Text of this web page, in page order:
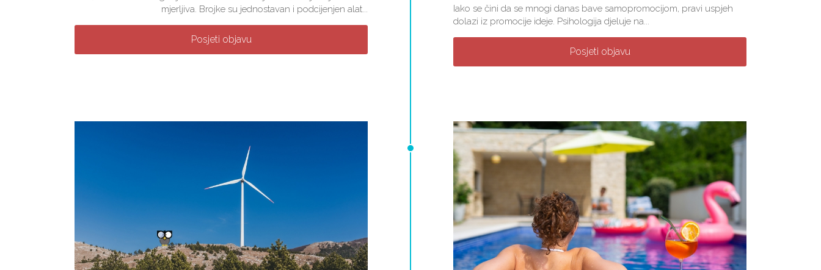
mjerljiva. Brojke su jednostavan i podcijenjen alat...
Posjeti objavu
Iako se čini da se mnogi danas bave samopromocijom, pravi uspjeh
dolazi iz promocije ideje. Psihologija djeluje na...
Posjeti objavu